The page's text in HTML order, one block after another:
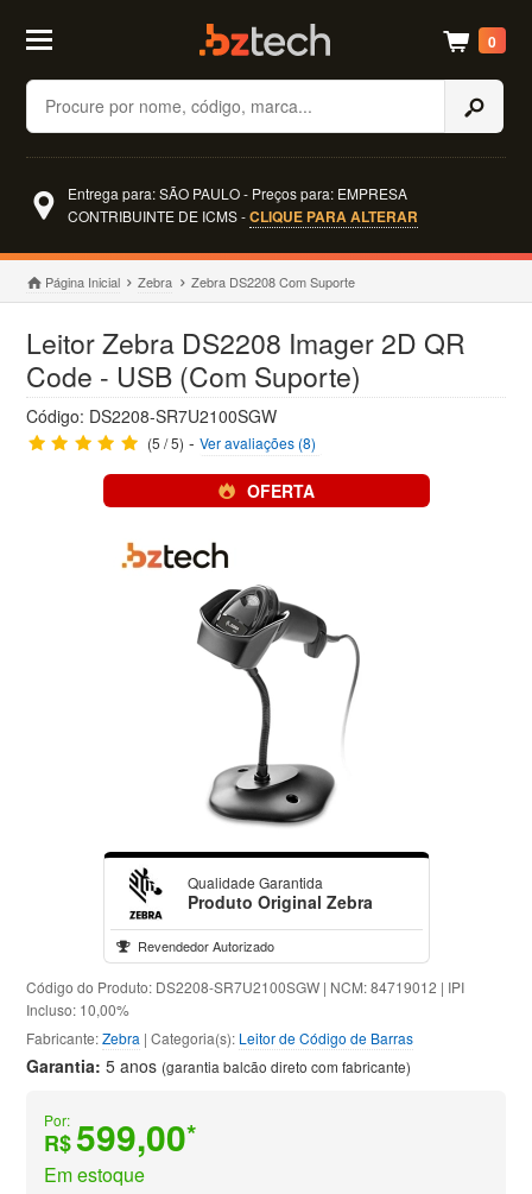
Buscar
0
Entrega para: SÃO PAULO - Preços para: EMPRESA
CONTRIBUINTE DE ICMS -CLIQUE PARA ALTERAR
Página Inicial Zebra Zebra DS2208 Com Suporte
Leitor Zebra DS2208 Imager 2D QR
Code - USB (Com Suporte)
Código: DS2208-SR7U2100SGW
(5 / 5) -Ver avaliações (8)
OFERTA
Qualidade Garantida
Produto Original Zebra
Revendedor Autorizado
Código do Produto: DS2208-SR7U2100SGW | NCM: 84719012 | IPI
Incluso: 10,00%
Fabricante:Zebra | Categoria(s): Leitor de Código de Barras
Garantia:5 anos (garantia balcão direto com fabricante)
Por:
R$599,00*
Em estoque